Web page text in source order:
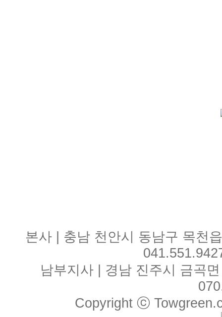
본사 | 충남 천안시 동남구 목천
남부지사 | 경남 진주시 금곡
Copyright ⓒ